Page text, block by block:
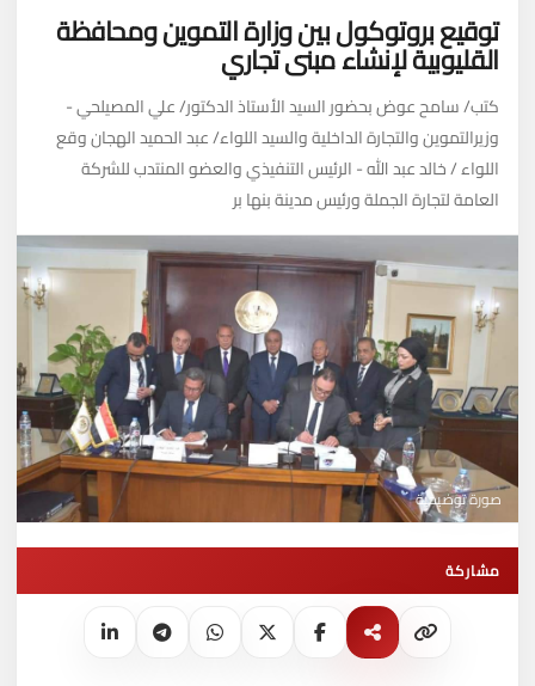
توقيع بروتوكول بين وزارة التموين ومحافظة
القليوبية لإنشاء مبنى تجاري
كتب/ سامح عوض بحضور السيد الأستاذ الدكتور/ علي المصيلحي -
وزيرالتموين ‏والتجارة الداخلية والسيد اللواء/ عبد الحميد الهجان وقع
‏اللواء / خالد عبد الله - الرئيس التنفيذي والعضو المنتدب ‏للشركة
العامة لتجارة الجملة ورئيس مدينة بنها بر
صورة توضيحية
مشاركة